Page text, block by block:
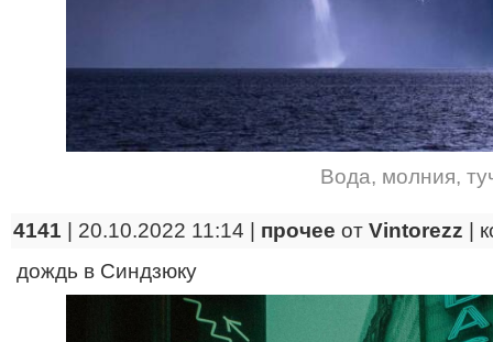
Вода, молния,
4141 | 20.10.2022 11:14 | прочее от Vintorezz
дождь в Синдзюку